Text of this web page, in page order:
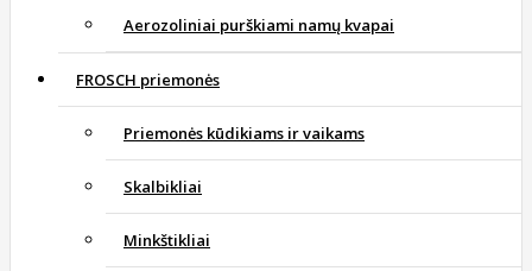
Aerozoliniai purškiami namų kvapai
FROSCH priemonės
Priemonės kūdikiams ir vaikams
Skalbikliai
Minkštikliai